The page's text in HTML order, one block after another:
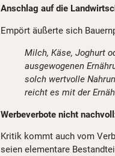
Anschlag auf die
Empört äußerte sich
Milch, Käse, Joghurt
ausgewogenen
solch wertvolle
reicht es mit der
Werbeverbote nicht
Kritik kommt auch vom
seien elementare